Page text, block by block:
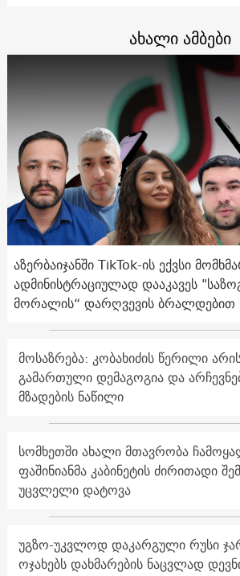
ახალი ამბები
აზერბაიჯანში TikTok-ის ექვსი
ადმინისტრაციულად დააკავეს
მორალის“ დარღვევის ბრალდებით
მოსაზრება: კობახიძის წერილი
გამართული დემაგოგია და
მზადების ნაწილი
სომხეთში ახალი მთავრობა
ფაშინიანმა კაბინეტის ძირითადი
უცვლელი დატოვა
უგზო-უკვლოდ დაკარგული რუსი
ოჯახებს დახმარების ნაცვლად